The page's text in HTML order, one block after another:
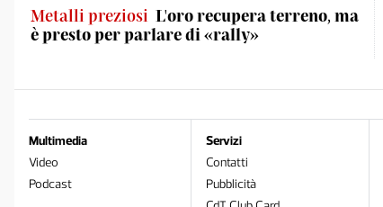
Metalli preziosi L'oro recupera terreno, ma
è presto per parlare di «rally»
Multimedia
Video
Podcast
Servizi
Contatti
Pubblicità